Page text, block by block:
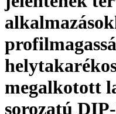
megalkotott
sorozatú